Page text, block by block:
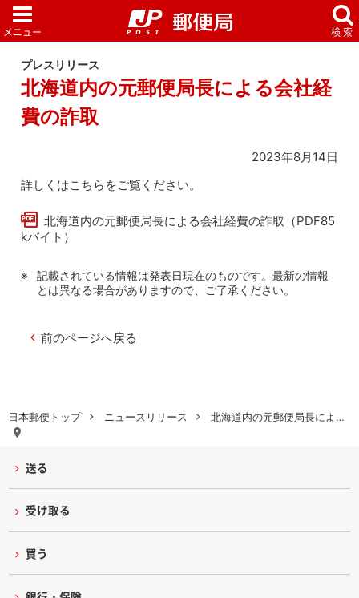
日本郵便トップ ニュースリリース 北海道内の元郵便局長によ…
プレスリリース
北海道内の元郵便局長による会社経
費の詐取
2023年8月14日
詳しくはこちらをご覧ください。
北海道内の元郵便局長による会社経費の詐取（PDF85
kバイト）
記載されている情報は発表日現在のものです。最新の情報
とは異なる場合がありますので、ご了承ください。
前のページへ戻る
送る
受け取る
買う